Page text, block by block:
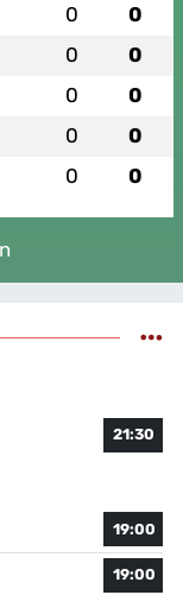
0 0
0 0
0 0
0 0
0 0
21:30
19:00
19:00